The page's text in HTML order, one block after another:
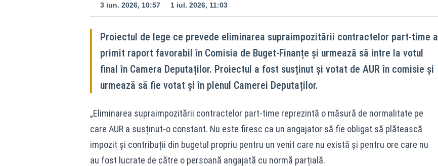
3 iun. 2026, 10:57 1 iul. 2026, 11:03
Proiectul de lege ce prevede eliminarea supraimpozitării contractelor part-time a
primit raport favorabil în Comisia de Buget-Finanțe și urmează să intre la votul
final în Camera Deputaților. Proiectul a fost susținut și votat de AUR în comisie și
urmează să fie votat și în plenul Camerei Deputaților.
„Eliminarea supraimpozitării contractelor part-time reprezintă o măsură de normalitate pe
care AUR a susținut-o constant. Nu este firesc ca un angajator să fie obligat să plătească
impozit și contribuții din bugetul propriu pentru un venit care nu există și pentru ore care nu
au fost lucrate de către o persoană angajată cu normă parțială.